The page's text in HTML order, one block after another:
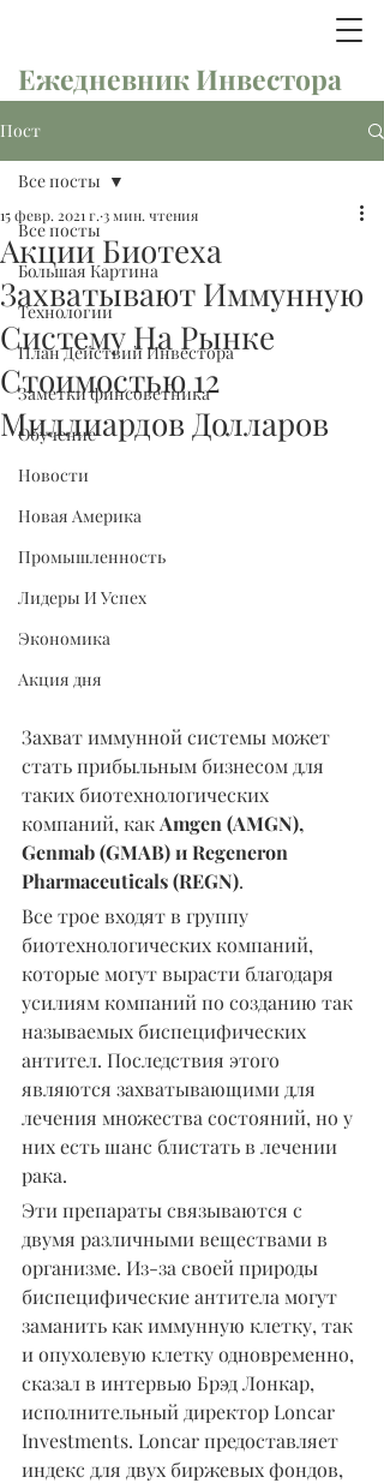
Ежедневник Инвестора
Пост
Все посты
Большая Картина
Технологии
План Действий Инвестора
Заметки финсоветника
Обучение
Новости
Новая Америка
Промышленность
Лидеры И Успех
Экономика
Акция дня
Все посты
Акции Биотеха
Захватывают Иммунную
Систему На Рынке
Стоимостью 12
Миллиардов Долларов
15 февр. 2021 г. 3 мин. чтения
Захват иммунной системы может
стать прибыльным бизнесом для
таких биотехнологических
компаний, как Amgen (AMGN),
Genmab (GMAB) и Regeneron
Pharmaceuticals (REGN).
Все трое входят в группу
биотехнологических компаний,
которые могут вырасти благодаря
усилиям компаний по созданию так
называемых биспецифических
антител. Последствия этого
являются захватывающими для
лечения множества состояний, но у
них есть шанс блистать в лечении
рака.
Эти препараты связываются с
двумя различными веществами в
организме. Из-за своей природы
биспецифические антитела могут
заманить как иммунную клетку, так
и опухолевую клетку одновременно,
сказал в интервью Брэд Лонкар,
исполнительный директор Loncar
Investments. Loncar предоставляет
индекс для двух биржевых фондов,